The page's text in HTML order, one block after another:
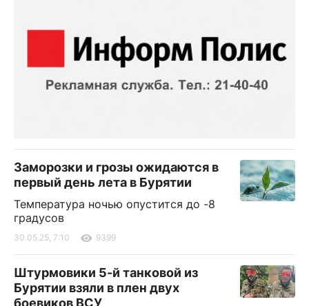
Заморозки и грозы ожидаются в
первый день лета в Бурятии
Температура ночью опустится до -8
градусов
30.05.25, 7:10 9399
Штурмовики 5-й танковой из
Бурятии взяли в плен двух
боевиков ВСУ